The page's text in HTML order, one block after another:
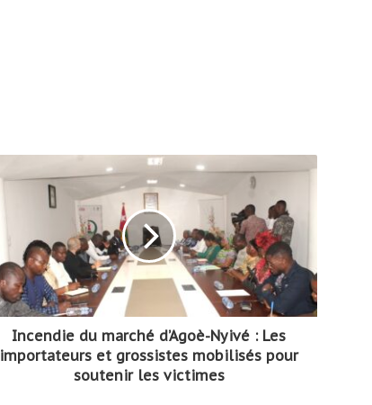
Incendie du marché d’Agoè-Nyivé : Les
importateurs et grossistes mobilisés pour
soutenir les victimes